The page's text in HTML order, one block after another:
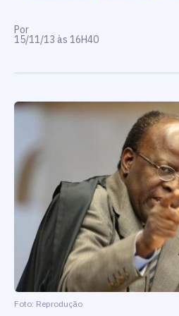
Por
15/11/13 às 16H40
Foto: Reprodução